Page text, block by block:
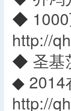
◆
http://
◆ 圣基
◆ 2014
http://